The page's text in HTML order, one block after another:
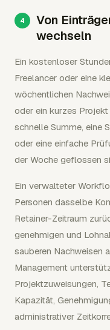
Von
wechseln
Ein kostenloser
Freelancer oder eine
wöchentlichen
oder ein kurzes
schnelle Summe, eine
oder eine einfache
der Woche geflossen
Ein verwalteter
Personen dasselbe
Retainer-Zeitraum
genehmigen und
sauberen Nachweisen
Management
Projektzuweisungen,
Kapazität,
administrativer